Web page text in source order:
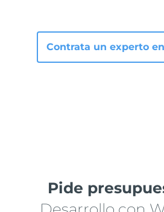
Contrata un experto
Pide